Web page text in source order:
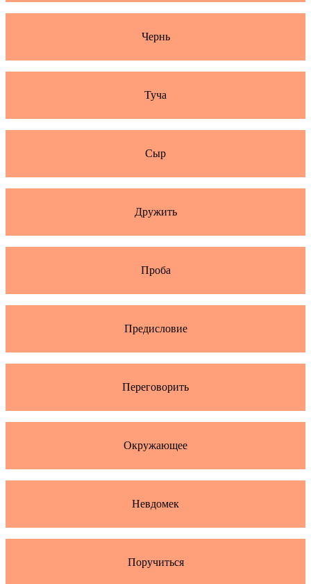
Чернь
Туча
Сыр
Дружить
Проба
Предисловие
Переговорить
Окружающее
Невдомек
Поручиться